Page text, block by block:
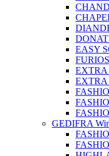
EASY
EXTRA
EXTRA
GEDIFRA